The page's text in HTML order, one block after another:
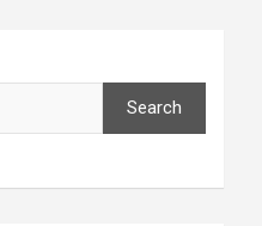
Search